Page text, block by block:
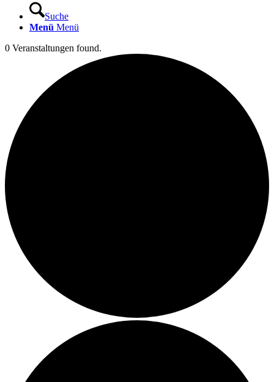
Suche
Menü Menü
0 Veranstaltungen found.